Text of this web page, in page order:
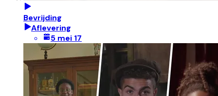
Bevrijding
Aflevering
5 mei 17